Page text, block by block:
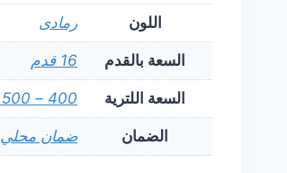
اللون رمادى
السعة بالقدم 16 قدم
السعة اللترية 400 – 500 لتر
الضمان ضمان محلي